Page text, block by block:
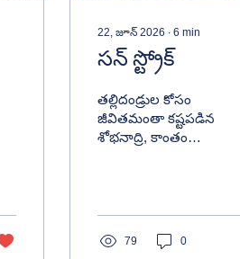
22, జూన్ 2026 ∙ 6 min
సన్ స్ట్రోక్
తల్లిదండ్రుల కోసం
జీవితమంతా కష్టపడిన
శోభనాద్రి, కాంతం
భావోద్వేగానికి గురిచేస్తుంది.
సంస్కారం, ప్రేమ, కృతజ్ఞతల
విలువను గుర్తు చేసే
79 0